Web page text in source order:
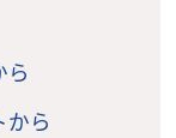
ら
から